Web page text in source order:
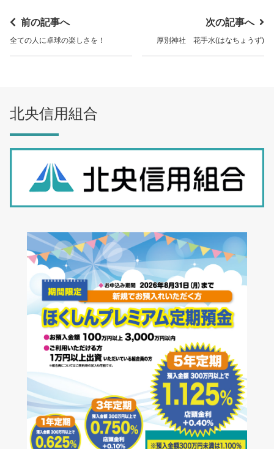
前の記事へ
全ての人に卓球の楽しさを！
次の記事へ
厚別神社 花手水(はなちょうず)
北央信用組合